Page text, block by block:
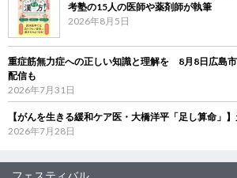
考塾の15人の医師や薬剤師が執筆
2026年8月5日
重症筋無力症への正しい知識と理解を 8月8日広島
配信も
2026年7月31日
【がんを生きる緩和ケア医・大橋洋平「足し算命」
2026年7月28日